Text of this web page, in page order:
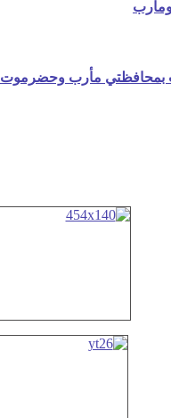
بمحافظتي مأرب وحضرموت